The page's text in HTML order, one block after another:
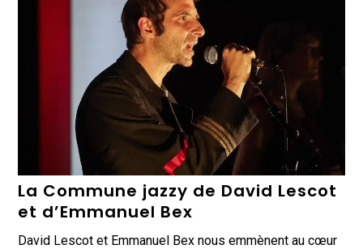
La Commune jazzy de David Lescot
et d’Emmanuel Bex
David Lescot et Emmanuel Bex nous emmènent au cœur